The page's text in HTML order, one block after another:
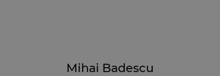
Mihai Badescu